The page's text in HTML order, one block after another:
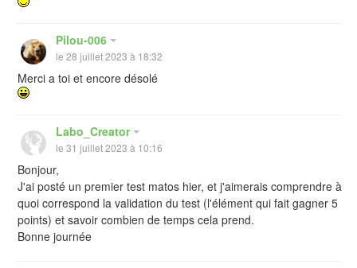
Pilou-006
le 28 juillet 2023 à 18:32
Merci a toi et encore désolé
Labo_Creator
le 31 juillet 2023 à 10:16
Bonjour,
J'ai posté un premier test matos hier, et j'aimerais comprendre à
quoi correspond la validation du test (l'élément qui fait gagner 5
points) et savoir combien de temps cela prend.
Bonne journée